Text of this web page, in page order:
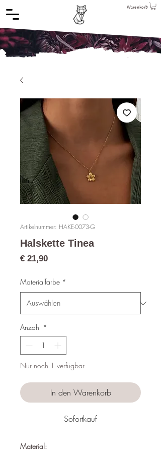
Warenkorb
Artikelnummer: HAKE-0073-G
Halskette Tinea
€ 21,90Preis
Materialfarbe *
Anzahl *
Nur noch 1 verfügbar
In den Warenkorb
Sofortkauf
Material: